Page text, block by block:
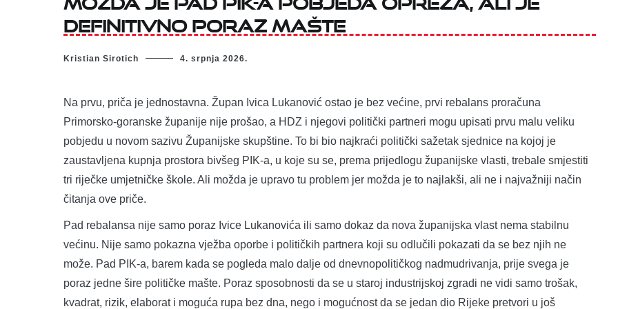
definitivno poraz mašte
Kristian Sirotich 4. srpnja 2026.
Na prvu, priča je jednostavna. Župan Ivica Lukanović ostao je bez većine, prvi rebalans proračuna
Primorsko-goranske županije nije prošao, a HDZ i njegovi politički partneri mogu upisati prvu malu veliku
pobjedu u novom sazivu Županijske skupštine. To bi bio najkraći politički sažetak sjednice na kojoj je
zaustavljena kupnja prostora bivšeg PIK-a, u koje su se, prema prijedlogu županijske vlasti, trebale smjestiti
tri riječke umjetničke škole. Ali možda je upravo tu problem jer možda je to najlakši, ali ne i najvažniji način
čitanja ove priče.
Pad rebalansa nije samo poraz Ivice Lukanovića ili samo dokaz da nova županijska vlast nema stabilnu
većinu. Nije samo pokazna vježba oporbe i političkih partnera koji su odlučili pokazati da se bez njih ne
može. Pad PIK-a, barem kada se pogleda malo dalje od dnevnopolitičkog nadmudrivanja, prije svega je
poraz jedne šire političke mašte. Poraz sposobnosti da se u staroj industrijskoj zgradi ne vidi samo trošak,
kvadrat, rizik, elaborat i moguća rupa bez dna, nego i mogućnost da se jedan dio Rijeke pretvori u još